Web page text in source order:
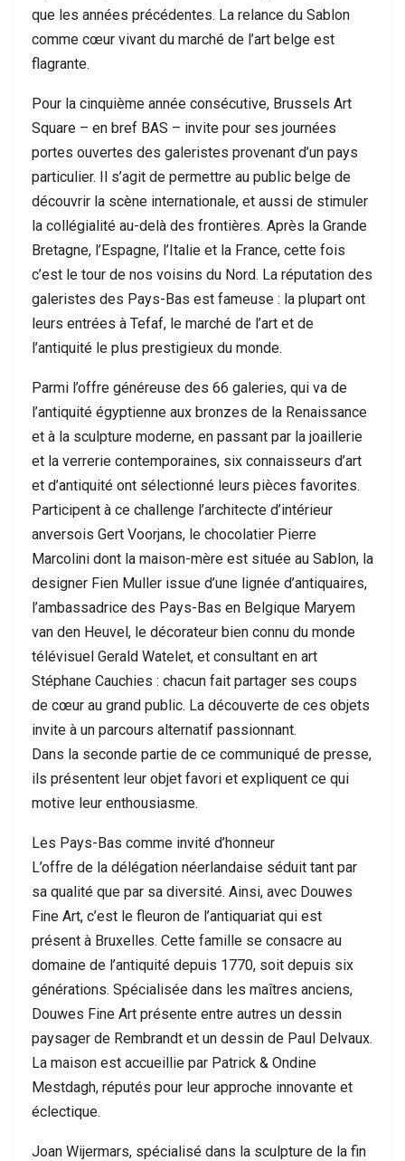
que les années précédentes. La relance du Sablon
comme cœur vivant du marché de l’art belge est
flagrante.
Pour la cinquième année consécutive, Brussels Art
Square – en bref BAS – invite pour ses journées
portes ouvertes des galeristes provenant d’un pays
particulier. Il s’agit de permettre au public belge de
découvrir la scène internationale, et aussi de stimuler
la collégialité au-delà des frontières. Après la Grande
Bretagne, l’Espagne, l’Italie et la France, cette fois
c’est le tour de nos voisins du Nord. La réputation des
galeristes des Pays-Bas est fameuse : la plupart ont
leurs entrées à Tefaf, le marché de l’art et de
l’antiquité le plus prestigieux du monde.
Parmi l’offre généreuse des 66 galeries, qui va de
l’antiquité égyptienne aux bronzes de la Renaissance
et à la sculpture moderne, en passant par la joaillerie
et la verrerie contemporaines, six connaisseurs d’art
et d’antiquité ont sélectionné leurs pièces favorites.
Participent à ce challenge l’architecte d’intérieur
anversois Gert Voorjans, le chocolatier Pierre
Marcolini dont la maison-mère est située au Sablon, la
designer Fien Muller issue d’une lignée d’antiquaires,
l’ambassadrice des Pays-Bas en Belgique Maryem
van den Heuvel, le décorateur bien connu du monde
télévisuel Gerald Watelet, et consultant en art
Stéphane Cauchies : chacun fait partager ses coups
de cœur au grand public. La découverte de ces objets
invite à un parcours alternatif passionnant.
Dans la seconde partie de ce communiqué de presse,
ils présentent leur objet favori et expliquent ce qui
motive leur enthousiasme.
Les Pays-Bas comme invité d’honneur
L’offre de la délégation néerlandaise séduit tant par
sa qualité que par sa diversité. Ainsi, avec Douwes
Fine Art, c’est le fleuron de l’antiquariat qui est
présent à Bruxelles. Cette famille se consacre au
domaine de l’antiquité depuis 1770, soit depuis six
générations. Spécialisée dans les maîtres anciens,
Douwes Fine Art présente entre autres un dessin
paysager de Rembrandt et un dessin de Paul Delvaux.
La maison est accueillie par Patrick & Ondine
Mestdagh, réputés pour leur approche innovante et
éclectique.
Joan Wijermars, spécialisé dans la sculpture de la fin